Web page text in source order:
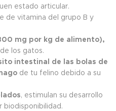
estado articular.
de vitamina del grupo B y
mg por kg de alimento),
los gatos.
intestinal de las bolas de
de tu felino debido a su
, estimulan su desarrollo
biodisponibilidad.